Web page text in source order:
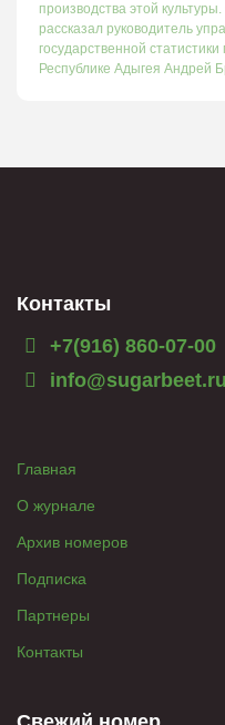
производства этой
рассказал руководитель
государственной
Республике Адыгея Андрей
Контакты
+7(916) 860-07-00
info@sugarbeet.ru
Главная
О журнале
Архив номеров
Подписка
Партнеры
Контакты